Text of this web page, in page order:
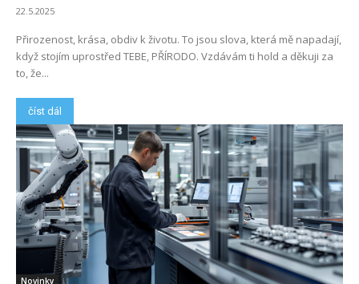
22.5.2025
Přirozenost, krása, obdiv k životu. To jsou slova, která mě napadají,
když stojím uprostřed TEBE, PŘÍRODO. Vzdávám ti hold a děkuji za
to, že...
číst dál
Novinky